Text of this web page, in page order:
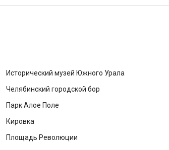
Исторический музей Южного Урала
Челябинский городской бор
Парк Алое Поле
Кировка
Площадь Революции